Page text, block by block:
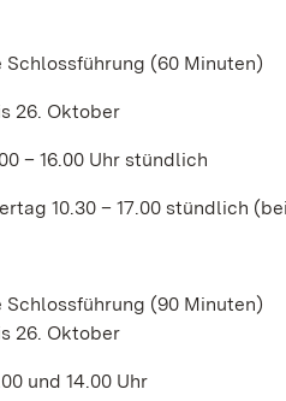
Schlossführung (60 Minuten)
26. Oktober
– 16.00 Uhr stündlich
10.30 – 17.00 stündlich
Schlossführung (90 Minuten)
26. Oktober
und 14.00 Uhr